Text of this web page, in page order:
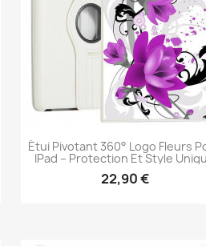
Étui Pivotant 360° Logo Fleurs
IPad – Protection Et Style
22,90 €